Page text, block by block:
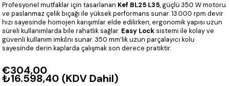
Profesyonel mutfaklar için tasarlanan Kef BL25 L35, güçlü 350 W motoru
ve paslanmaz çelik bıçağı ile yüksek performans sunar. 13.000 rpm devir
hızı sayesinde homojen karışımlar elde edilirken, ergonomik yapısı uzun
süreli kullanımlarda bile rahatlık sağlar. Easy Locksistemi ile kolay ve
güvenli kullanım imkânı sunar. 350 mm’lik uzun parçalayıcı kolu
sayesinde derin kaplarda çalışmak son derece pratiktir.
€304,00
₺16.598,40 (KDV Dahil)